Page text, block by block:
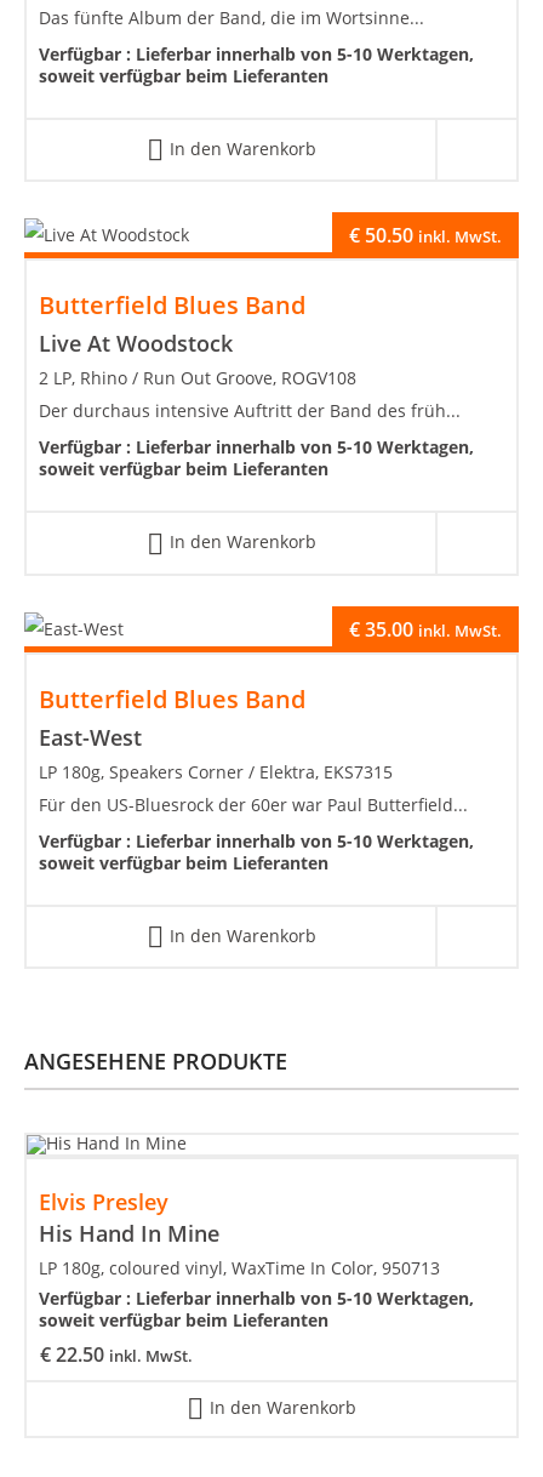
Das fünfte Album der Band, die im Wortsinne...
Verfügbar : Lieferbar innerhalb von 5-10 Werktagen,
soweit verfügbar beim Lieferanten
In den Warenkorb
Butterfield Blues Band
Live At Woodstock
€ 50.50 inkl. MwSt.
2 LP, Rhino / Run Out Groove, ROGV108
Der durchaus intensive Auftritt der Band des früh...
Verfügbar : Lieferbar innerhalb von 5-10 Werktagen,
soweit verfügbar beim Lieferanten
In den Warenkorb
Butterfield Blues Band
East-West
€35.00 inkl. MwSt.
LP 180g, Speakers Corner / Elektra, EKS7315
Für den US-Bluesrock der 60er war Paul Butterfield...
Verfügbar : Lieferbar innerhalb von 5-10 Werktagen,
soweit verfügbar beim Lieferanten
In den Warenkorb
ANGESEHENE PRODUKTE
Elvis Presley
His Hand In Mine
€22.50 inkl. MwSt.
LP 180g, coloured vinyl, WaxTime In Color, 950713
Verfügbar : Lieferbar innerhalb von 5-10 Werktagen,
soweit verfügbar beim Lieferanten
In den Warenkorb